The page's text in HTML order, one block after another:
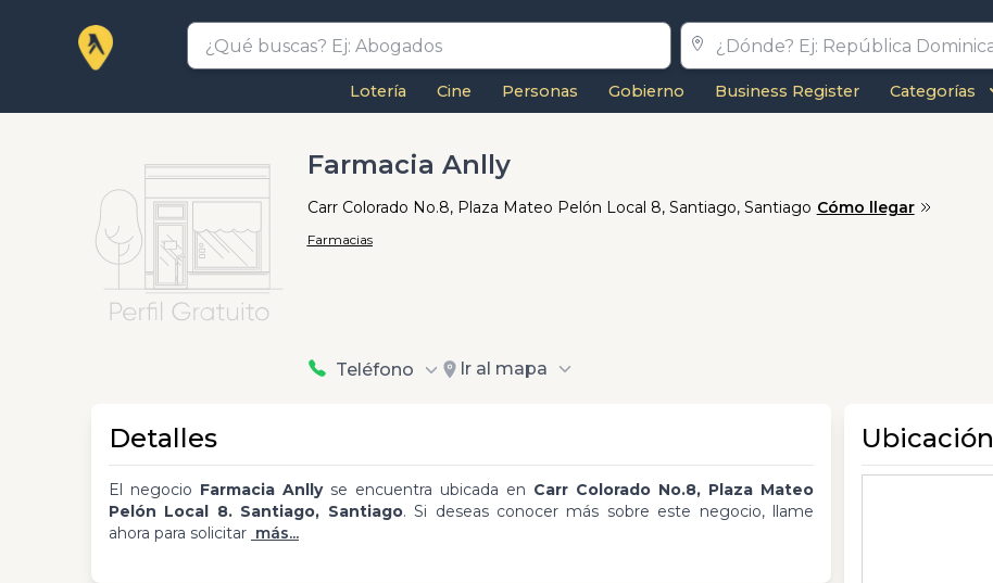
Lotería Cine Personas Gobierno Business Register Categorías
Farmacia Anlly
Carr Colorado No.8, Plaza Mateo Pelón Local 8, Santiago, Santiago Cómo llegar
Farmacias
Teléfono Ir al mapa
Detalles
El negocio Farmacia Anllyse encuentra ubicada en Carr Colorado No.8, Plaza Mateo
Pelón Local 8. Santiago, Santiago. Si deseas conocer más sobre este negocio, llame
ahora para solicitar más...
Ubicación